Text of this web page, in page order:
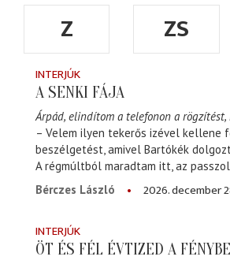
Z
ZS
INTERJÚK
A SENKI FÁJA
Árpád, elindítom a telefonon a rögzítést,
– Velem ilyen tekerős izével kellene
beszélgetést, amivel Bartókék
A régmúltból maradtam itt, az
Bérczes László
2026. december
INTERJÚK
ÖT ÉS FÉL ÉVTIZED A